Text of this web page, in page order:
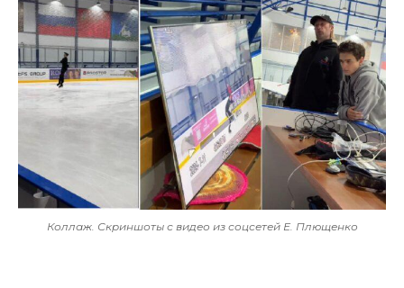
Коллаж. Скриншоты с видео из соцсетей Е. Плющенко